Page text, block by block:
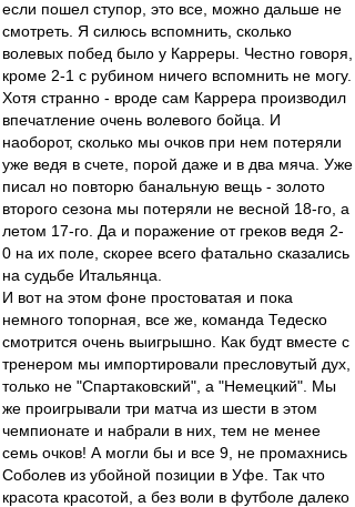
если пошел ступор, это все, можно дальше не
смотреть. Я силюсь вспомнить, сколько
волевых побед было у Карреры. Честно говоря,
кроме 2-1 с рубином ничего вспомнить не могу.
Хотя странно - вроде сам Каррера производил
впечатление очень волевого бойца. И
наоборот, сколько мы очков при нем потеряли
уже ведя в счете, порой даже и в два мяча. Уже
писал но повторю банальную вещь - золото
второго сезона мы потеряли не весной 18-го, а
летом 17-го. Да и поражение от греков ведя 2-
0 на их поле, скорее всего фатально сказались
на судьбе Итальянца.
И вот на этом фоне простоватая и пока
немного топорная, все же, команда Тедеско
смотрится очень выигрышно. Как будт вместе с
тренером мы импортировали пресловутый дух,
только не "Спартаковский", а "Немецкий". Мы
же проигрывали три матча из шести в этом
чемпионате и набрали в них, тем не менее
семь очков! А могли бы и все 9, не промахнись
Соболев из убойной позиции в Уфе. Так что
красота красотой, а без воли в футболе далеко